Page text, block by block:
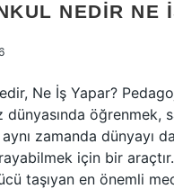
NEDIR NE
Ne İş Yapar?
dünyasında öğrenmek,
zamanda dünyayı
için bir
taşıyan en önemli